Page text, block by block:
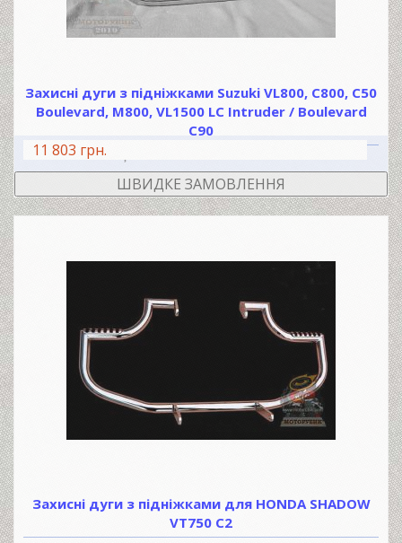
Захисні дуги з підніжками Suzuki VL800, C800, C50
Boulevard, М800, VL1500 LC Intruder / Boulevard
C90
11 803 грн.
ШВИДКЕ ЗАМОВЛЕННЯ
Захисні дуги з підніжками для HONDA SHADOW
VT750 C2